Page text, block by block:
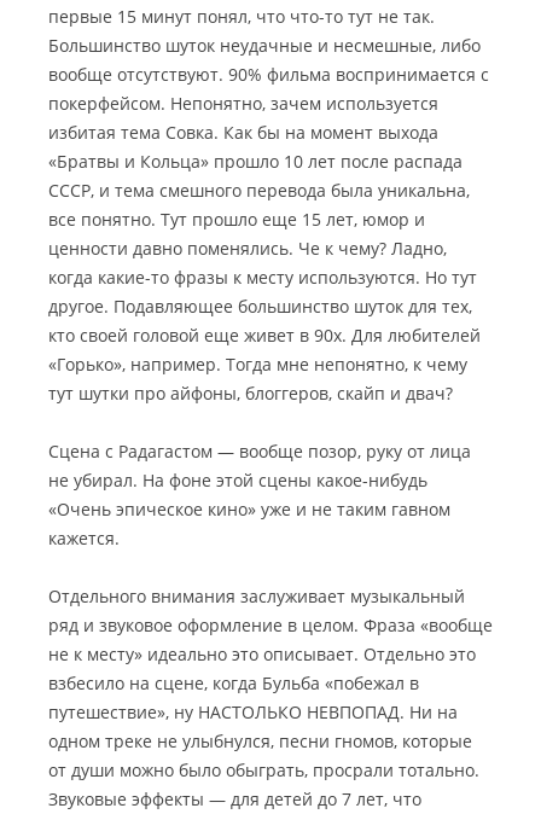
первые 15 минут понял, что что-то тут не так.
Большинство шуток неудачные и несмешные, либо
вообще отсутствуют. 90% фильма воспринимается с
покерфейсом. Непонятно, зачем используется
избитая тема Совка. Как бы на момент выхода
«Братвы и Кольца» прошло 10 лет после распада
СССР, и тема смешного перевода была уникальна,
все понятно. Тут прошло еще 15 лет, юмор и
ценности давно поменялись. Че к чему? Ладно,
когда какие-то фразы к месту используются. Но тут
другое. Подавляющее большинство шуток для тех,
кто своей головой еще живет в 90х. Для любителей
«Горько», например. Тогда мне непонятно, к чему
тут шутки про айфоны, блоггеров, скайп и двач?
Сцена с Радагастом — вообще позор, руку от лица
не убирал. На фоне этой сцены какое-нибудь
«Очень эпическое кино» уже и не таким гавном
кажется.
Отдельного внимания заслуживает музыкальный
ряд и звуковое оформление в целом. Фраза «вообще
не к месту» идеально это описывает. Отдельно это
взбесило на сцене, когда Бульба «побежал в
путешествие», ну НАСТОЛЬКО НЕВПОПАД. Ни на
одном треке не улыбнулся, песни гномов, которые
от души можно было обыграть, просрали тотально.
Звуковые эффекты — для детей до 7 лет, что